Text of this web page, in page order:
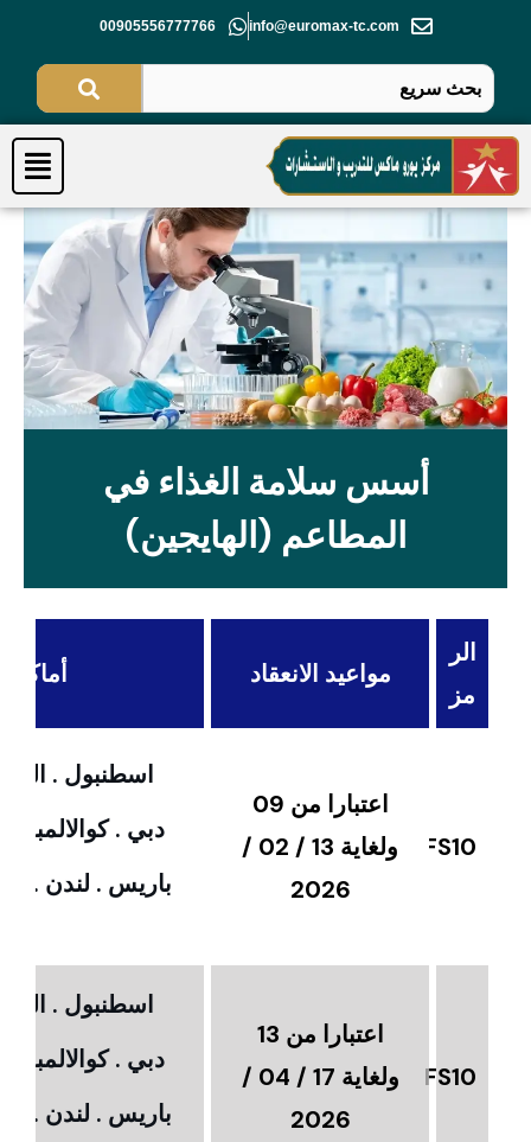
المحتوى
info@euromax-tc.com
00905556777766
أسس سلامة الغذاء في
المطاعم (الهايجين)
الر
مز
مواعيد الانعقاد أماكن
FS10
اعتبارا من 09
ولغاية 13 / 02 /
2026
اسطنبول .
دبي .
باريس . لندن .
FS10
اعتبارا من 13
ولغاية 17 / 04 /
2026
اسطنبول .
دبي .
باريس . لندن .